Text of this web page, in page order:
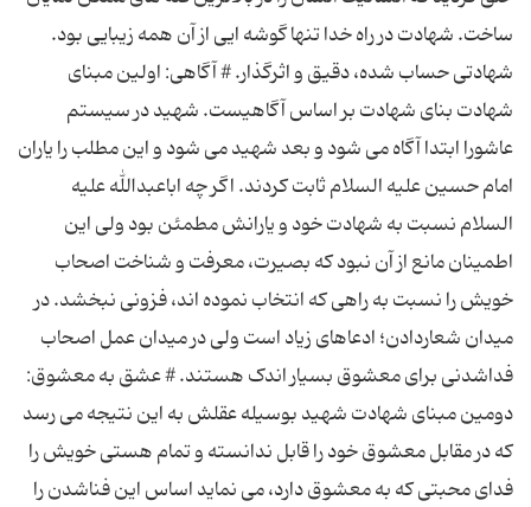
ساخت. شهادت در راه خدا تنها گوشه ایی از آن همه زیبایی بود.
شهادتی حساب شده، دقیق و اثرگذار. # آگاهی: اولین مبنای
شهادت بنای شهادت بر اساس آگاهیست. شهید در سیستم
عاشورا ابتدا آگاه می شود و بعد شهید می شود و این مطلب را یاران
امام حسین علیه السلام ثابت کردند. اگر چه اباعبدالله علیه
السلام نسبت به شهادت خود و یارانش مطمئن بود ولی این
اطمینان مانع از آن نبود که بصیرت، معرفت و شناخت اصحاب
خویش را نسبت به راهی که انتخاب نموده اند، فزونی نبخشد. در
میدان شعاردادن؛ ادعاهای زیاد است ولی در میدان عمل اصحاب
فداشدنی برای معشوق بسیار اندک هستند. # عشق به معشوق:
دومین مبنای شهادت شهید بوسیله عقلش به این نتیجه می رسد
که در مقابل معشوق خود را قابل ندانسته و تمام هستی خویش را
فدای محبتی که به معشوق دارد، می نماید اساس این فناشدن را